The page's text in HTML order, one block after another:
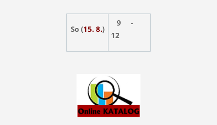
So (15. 8.)
9 -
12